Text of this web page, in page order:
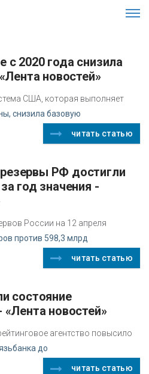
новостей»
США, которая выполняет
снизила базовую
читать статью
год значения -
России на 12 апреля
против 598,3 млрд
читать статью
новостей»
агентство повысило
до
читать статью